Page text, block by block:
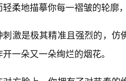
轻柔地描摹你每一褶皱的轮廓
刺激是极其精准且强烈的，仿
一朵又一朵绚烂的烟花。